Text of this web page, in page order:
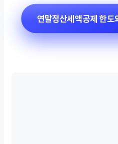
연말정산세액공제 한도